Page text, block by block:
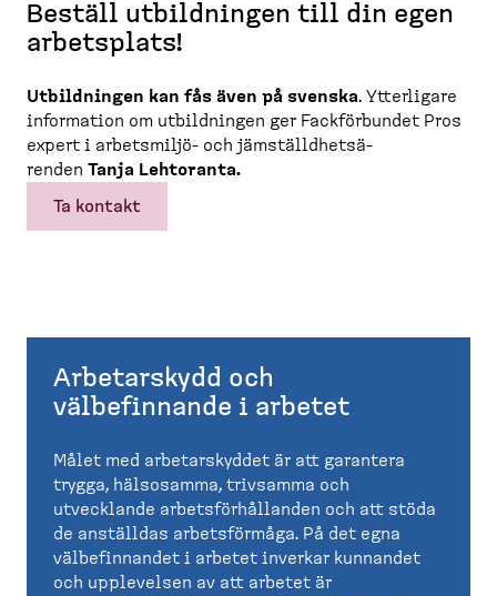
Beställ utbild­ningen till din egen
arbetsplats!
Utbild­ningen kan fås även på svenska. Ytterligare
information om utbild­ningen ger Fackför­bundet Pros
expert i arbetsmiljö-​ och jämställd­hets­ä­
renden Tanja Lehtoranta.
Ta kontakt
Arbetarskydd och
välbefinnande i arbetet
Målet med arbetarskyddet är att garantera
trygga, hälsosamma, trivsamma och
utvecklande arbetsförhållanden och att stöda
de anställdas arbetsförmåga. På det egna
välbefinnandet i arbetet inverkar kunnandet
och upplevelsen av att arbetet är